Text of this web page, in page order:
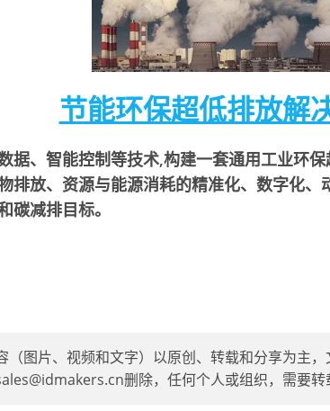
节能环保超低排放解
据、智能控制等技术,构建一套通用工业环
排放、资源与能源消耗的精准化、数字化
碳减排目标。
（图片、视频和文字）以原创、转载和分享为主
删除，任何个人或组织，需要转